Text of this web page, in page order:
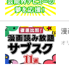
漫
オ